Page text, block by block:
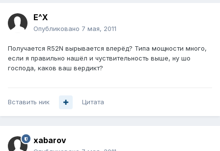
E^X
Опубликовано 7 мая, 2011
Получается R52N вырывается вперёд? Типа мощности много,
если я правильно нашёл и чуствительность выше, ну шо
господа, каков ваш вердикт?
Вставить ник Цитата
xabarov